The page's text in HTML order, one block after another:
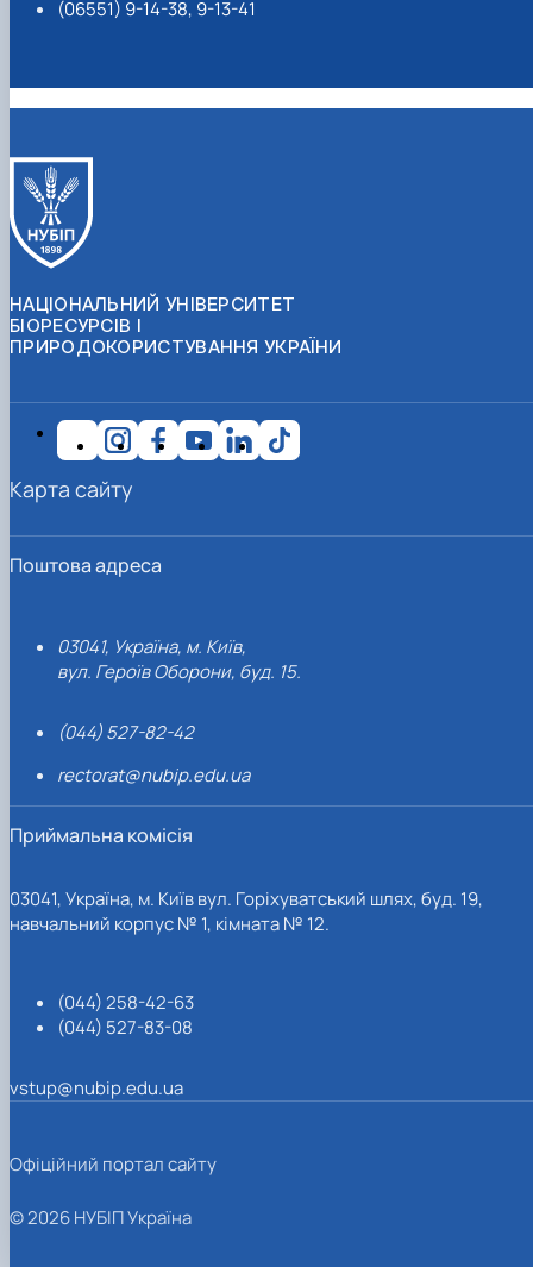
(06551) 9-14-38, 9-13-41
НАЦІОНАЛЬНИЙ УНІВЕРСИТЕТ
БІОРЕСУРСІВ І
ПРИРОДОКОРИСТУВАННЯ УКРАЇНИ
Поштова адреса
03041, Україна, м. Київ,
вул. Героїв Оборони, буд. 15.
(044) 527-82-42
rectorat@nubip.edu.ua
Приймальна комісія
03041, Україна, м. Київ вул. Горіхуватський шлях, буд. 19,
навчальний корпус № 1, кімната № 12.
(044) 258-42-63
(044) 527-83-08
vstup@nubip.edu.ua
Карта сайту
Офіційний портал сайту
© 2026 НУБІП Україна